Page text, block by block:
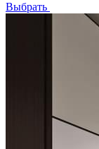
Выбрать